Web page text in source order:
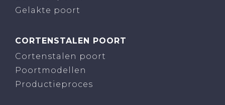
Gelakte poort
CORTENSTALEN POORT
Cortenstalen poort
Poortmodellen
Productieproces